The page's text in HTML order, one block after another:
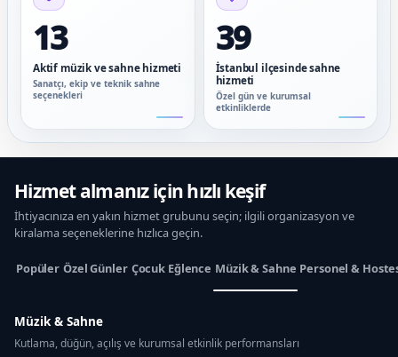
13
Aktif müzik ve sahne hizmeti
Sanatçı, ekip ve teknik sahne
seçenekleri
39
İstanbul ilçesinde sahne
hizmeti
Özel gün ve kurumsal
etkinliklerde
Hizmet almanız için hızlı keşif
İhtiyacınıza en yakın hizmet grubunu seçin; ilgili organizasyon ve
kiralama seçeneklerine hızlıca geçin.
Popüler Özel Günler Çocuk Eğlence Müzik & Sahne Personel &
Müzik & Sahne
Kutlama, düğün, açılış ve kurumsal etkinlik performansları